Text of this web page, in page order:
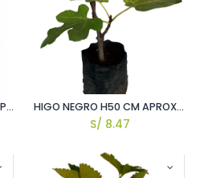
FLOR DE JAMAICA H25 CM APROX. / BOL HIGO NEGRO H50 CM APROX. / BOL
S/ 8.47